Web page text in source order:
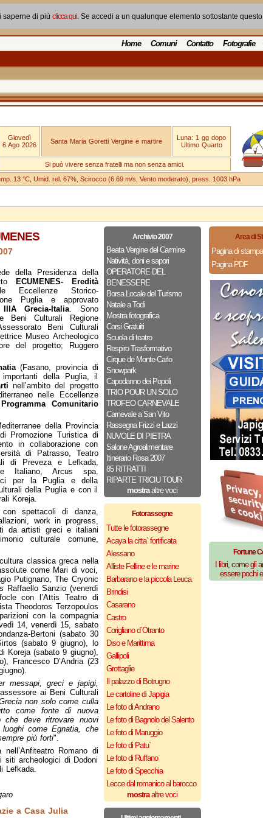
saperne di più clicca qui. Se accedi a un qualunque elemento sottostante
Home Comuni Contatto Fotografie
Giovedì
6 Ago 2026
Santa Maria Goretti Vergine e martire
Luna: 1 gg dopo
Ultimo Quarto
Si può vivere senza fratelli ma non senza amici.
13 °C, Umid. rel. 67%, Scirocco (6.69 m/s, Vento moderato), press. 1003 hPa
Archivio 2007
Beata Vergine del Carmine
Natività, doni e sapori
OPERATORE DEL
BENESSERE
Borsa Locale del Turismo
Natale a Todi
Mostra fotografica
Corsi Gratuiti
Scuola di teatro
Respiro Trasformativo
Cirque de Monte-Carlo
Snowpark
Capodanno dei Popoli
TRIO POUR UN SOLO
TROFEO CARNEVALE
Carnevale a San Vito
Rassegna Frizzi e Lazzi
NUVOLE DI PIETRA
Salone Agroalimentare
Itinerario Rosa 2007
85 RITRATTI
RIPARTE TRICIU TOUR
mostraaltre voci
Fotorassegne
Tutte le fotorassegne
Acaya la citta` fortificata
Alessano
Alliste Felline e le marine
Barbarano e la piccola Leuca
Brindisi
Casarano
Castro
Corigliano d`Otranto
Diso e Marittima
Gallipoli
Grottaglie
Il palazzo di Botrugno
Le cartoline di Japigia
Le foto di Andrano
Le foto di Bagnolo del Salento
Le foto di Maruggio
Le foto di Patu`
Le foto di Ruffano
Le foto di Specchia
Lecce dal romanico al barocco
mostraaltre voci
della Presidenza della
ECUMENES- Eredità
Eccellenze Storico-
Puglia e approvato
IIIA Grecia-Italia. Sono
Beni Culturali Regione
Beni Culturali
Museo Archeologico
del progetto; Ruggero
(Fasano, provincia di
della Puglia, il
nell’ambito del progetto
nelle Eccellenze
Programma Comunitario
della Provincia
Promozione Turistica di
in collaborazione con
di Patrasso, Teatro
di Preveza e Lefkada,
Italiano, Arcus spa,
per la Puglia e della
della Puglia e con il
Koreja.
con spettacoli di danza,
work in progress,
da artisti greci e italiani
culturale comune,
classica greca nella
come Mari di voci,
Putignano, The Cryonic
Raffaello Sanzio (venerdì
con l’Attis Teatro di
Theodoros Terzopoulos
con la compagnia
14, venerdì 15, sabato
Bertoni (sabato 30
(sabato 9 giugno), lo
Koreja (sabato 9 giugno),
Francesco D’Andria (23
messapi, greci e japigi,
ai Beni Culturali
non solo come culla
come fonte di nuova
che deve ritrovare nuovi
come Egnatia, che
più forti".
Romano di
siti archeologici di Dodoni
Lefkada.
a Casa Julia
Area di
Pagina di stampa
Pagina PDF
Fortune
I libri, come gli
essere pochi